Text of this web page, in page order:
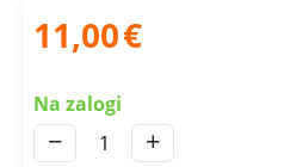
11,00€
Na zalogi
+
−